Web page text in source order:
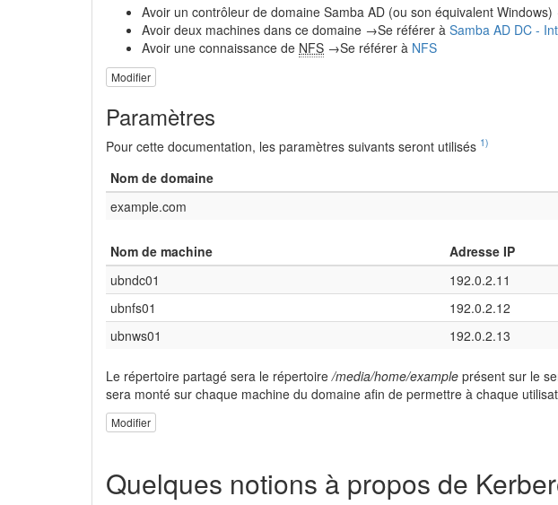
Avoir un contrôleur de domaine Samba AD (ou son équivalent
Avoir deux machines dans ce domaine →Se référer à Samba AD DC -
Avoir une connaissance de NFS →Se référer à NFS
Modifier
Paramètres
Pour cette documentation, les paramètres suivants seront utilisés 1)
Nom de domaine
example.com
Nom de machine Adresse IP
ubndc01
192.0.2.11
ubnfs01
192.0.2.12
ubnws01
192.0.2.13
Le répertoire partagé sera le répertoire/media/home/example présent sur le
sera monté sur chaque machine du domaine afin de permettre à chaque
Modifier
Quelques notions à propos de